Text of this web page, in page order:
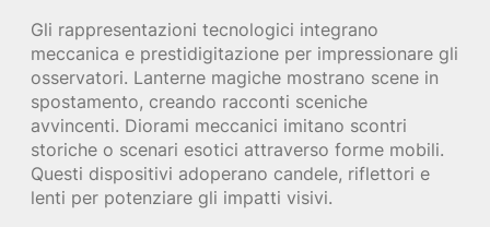
Gli rappresentazioni tecnologici integrano
meccanica e prestidigitazione per impressionare gli
osservatori. Lanterne magiche mostrano scene in
spostamento, creando racconti sceniche
avvincenti. Diorami meccanici imitano scontri
storiche o scenari esotici attraverso forme mobili.
Questi dispositivi adoperano candele, riflettori e
lenti per potenziare gli impatti visivi.